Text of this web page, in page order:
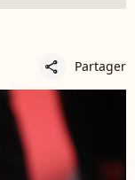
share Partager